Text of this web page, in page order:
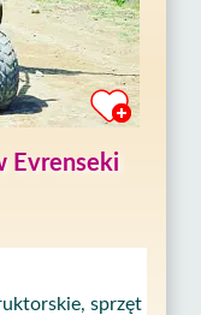
Evrenseki
sprzęt